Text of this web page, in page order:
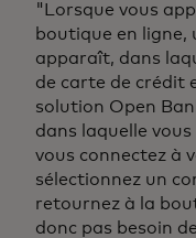
"Lorsque vous
boutique en ligne,
apparaît, dans
de carte de crédit
solution Open
dans laquelle
vous connectez à
sélectionnez un
retournez à la
donc pas besoin